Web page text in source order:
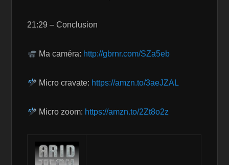
21:29 – Conclusion
Ma caméra: http://gbrnr.com/SZa5eb
Micro cravate: https://amzn.to/3aeJZAL
Micro zoom: https://amzn.to/2Zt8o2z